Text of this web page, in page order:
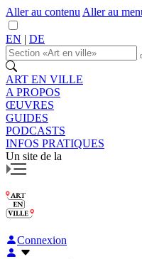
Aller au contenu Aller au
EN | DE
ART EN VILLE
A PROPOS
ŒUVRES
GUIDES
PODCASTS
INFOS PRATIQUES
Un site de la
Connexion